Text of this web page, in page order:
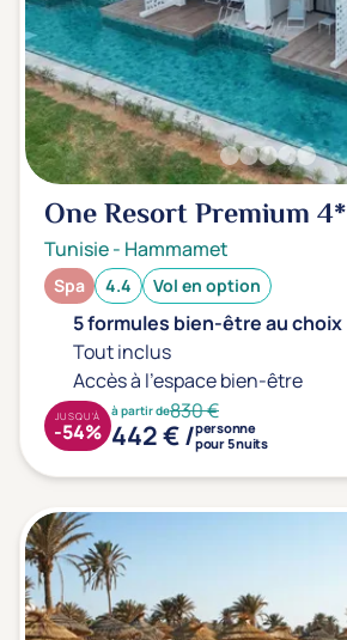
One Resort Premium4*
Tunisie- Hammamet
Spa 4.4 Vol en option
5 formules bien-être au choix
Tout inclus
Accès à l'espace bien-être
à partir de830 €
442 € /personne
pour 5 nuits
JUSQU'À
-54%